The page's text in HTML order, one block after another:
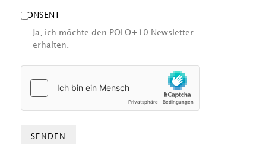
CONSENT
Ja, ich möchte den POLO+10 Newsletter
erhalten.